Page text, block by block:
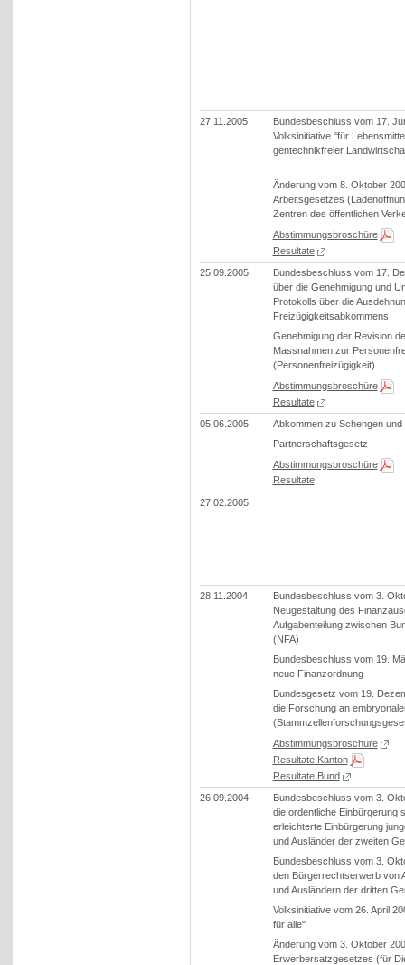
27.11.2005
Bundesbeschluss vom 17.
Volksinitiative "für
gentechnikfreier
Änderung vom 8. Oktober
Arbeitsgesetzes
Zentren des öffentlichen
Abstimmungsbroschüre
Resultate
25.09.2005
Bundesbeschluss vom 17.
über die Genehmigung und
Protokolls über die
Freizügigkeitsabkommens
Genehmigung der Revision
Massnahmen zur
(Personenfreizügigkeit)
Abstimmungsbroschüre
Resultate
05.06.2005
Abkommen zu Schengen und
Partnerschaftsgesetz
Abstimmungsbroschüre
Resultate
27.02.2005
28.11.2004
Bundesbeschluss vom 3.
Neugestaltung des
Aufgabenteilung zwischen
(NFA)
Bundesbeschluss vom 19.
neue Finanzordnung
Bundesgesetz vom 19.
die Forschung an
Abstimmungsbroschüre
Resultate Kanton
Resultate Bund
26.09.2004
Bundesbeschluss vom 3.
die ordentliche Einbürgerung
erleichterte Einbürgerung
und Ausländer der zweiten
Bundesbeschluss vom 3.
den Bürgerrechtserwerb von
und Ausländern der dritten
Volksinitiative vom 26. April
für alle"
Änderung vom 3. Oktober
Erwerbersatzgesetzes (für